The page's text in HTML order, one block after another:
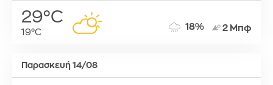
29°C
19°C
18% 2 Μπφ
Παρασκευή 14/08